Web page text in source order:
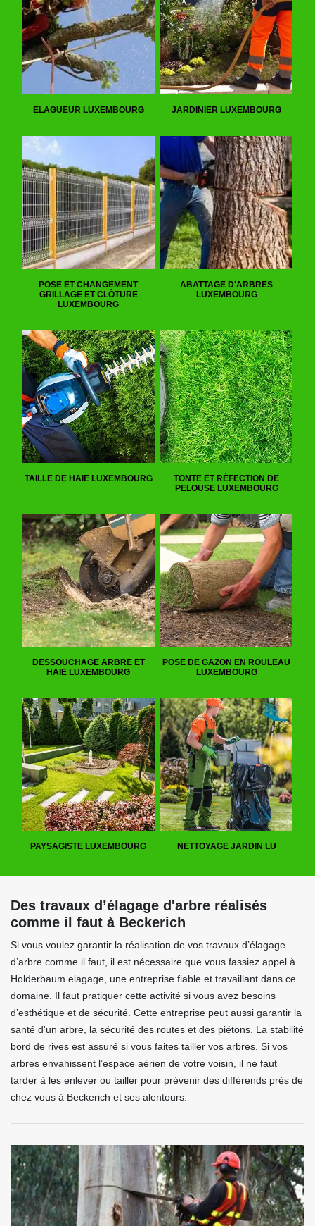
ELAGUEUR LUXEMBOURG JARDINIER LUXEMBOURG
POSE ET CHANGEMENT
GRILLAGE ET CLÔTURE
LUXEMBOURG
ABATTAGE D'ARBRES
LUXEMBOURG
TAILLE DE HAIE LUXEMBOURG
TONTE ET RÉFECTION DE
PELOUSE LUXEMBOURG
DESSOUCHAGE ARBRE ET
HAIE LUXEMBOURG
POSE DE GAZON EN ROULEAU
LUXEMBOURG
PAYSAGISTE LUXEMBOURG NETTOYAGE JARDIN LU
Des travaux d’élagage d'arbre réalisés
comme il faut à Beckerich
Si vous voulez garantir la réalisation de vos travaux d’élagage
d’arbre comme il faut, il est nécessaire que vous fassiez appel à
Holderbaum elagage, une entreprise fiable et travaillant dans ce
domaine. Il faut pratiquer cette activité si vous avez besoins
d’esthétique et de sécurité. Cette entreprise peut aussi garantir la
santé d'un arbre, la sécurité des routes et des piétons. La stabilité
bord de rives est assuré si vous faites tailler vos arbres. Si vos
arbres envahissent l’espace aérien de votre voisin, il ne faut
tarder à les enlever ou tailler pour prévenir des différends près de
chez vous à Beckerich et ses alentours.